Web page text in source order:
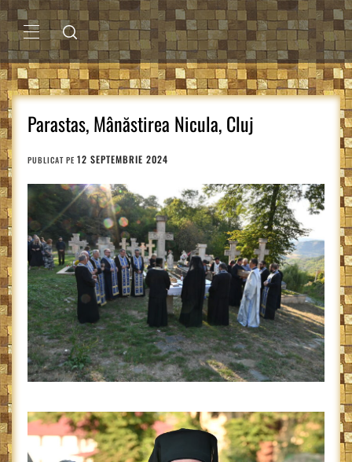
Sari
la
conținutMENIU
PRINCIPAL
Parastas, Mânăstirea Nicula, Cluj
PUBLICAT PE 12 SEPTEMBRIE 2024